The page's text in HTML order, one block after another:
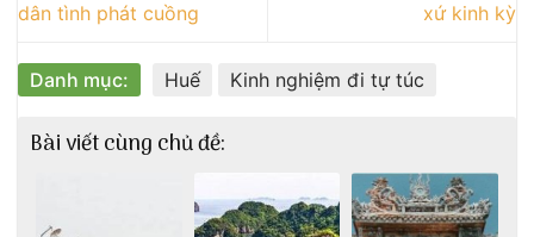
dân tình phát cuồng
xứ kinh kỳ
Danh mục: Huế Kinh nghiệm đi tự túc
Bài viết cùng chủ đề: